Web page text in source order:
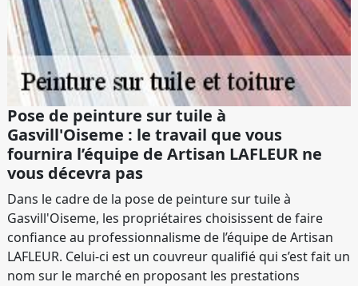
Pose de peinture sur tuile à
Gasvill'Oiseme : le travail que vous
fournira l’équipe de Artisan LAFLEUR ne
vous décevra pas
Dans le cadre de la pose de peinture sur tuile à
Gasvill'Oiseme, les propriétaires choisissent de faire
confiance au professionnalisme de l’équipe de Artisan
LAFLEUR. Celui-ci est un couvreur qualifié qui s’est fait un
nom sur le marché en proposant les prestations